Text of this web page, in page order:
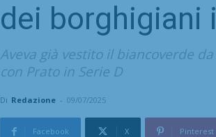
dei borghigiani
Aveva già vestito il biancoverde
con Prato in Serie D
Di Redazione - 09/07/2025
Facebook X Pinterest